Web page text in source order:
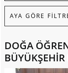
DOĞA